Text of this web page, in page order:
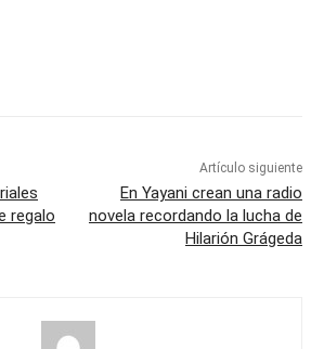
regalo
Artículo siguiente
En Yayani crean una radio
novela recordando la lucha de
Hilarión Grágeda